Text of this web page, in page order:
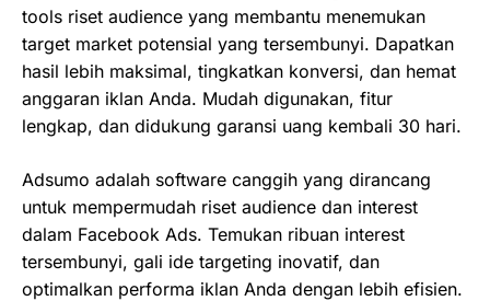
tools riset audience yang membantu menemukan
target market potensial yang tersembunyi. Dapatkan
hasil lebih maksimal, tingkatkan konversi, dan hemat
anggaran iklan Anda. Mudah digunakan, fitur
lengkap, dan didukung garansi uang kembali 30 hari.
Adsumo adalah software canggih yang dirancang
untuk mempermudah riset audience dan interest
dalam Facebook Ads. Temukan ribuan interest
tersembunyi, gali ide targeting inovatif, dan
optimalkan performa iklan Anda dengan lebih efisien.